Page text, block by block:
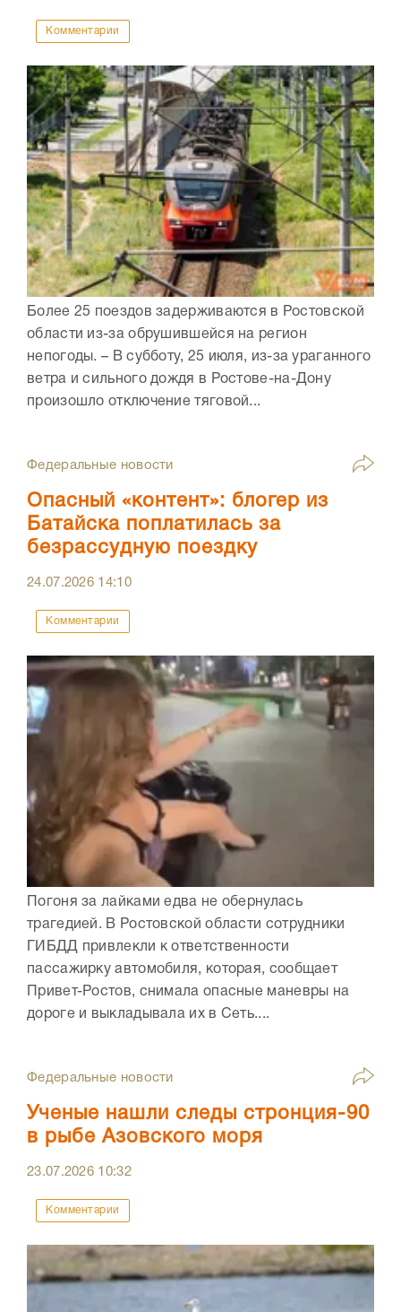
Комментарии
Более 25 поездов задерживаются в Ростовской
области из-за обрушившейся на регион
непогоды. – В субботу, 25 июля, из-за ураганного
ветра и сильного дождя в Ростове-на-Дону
произошло отключение тяговой...
Федеральные новости
Опасный «контент»: блогер из
Батайска поплатилась за
безрассудную поездку
24.07.2026 14:10
Комментарии
Погоня за лайками едва не обернулась
трагедией. В Ростовской области сотрудники
ГИБДД привлекли к ответственности
пассажирку автомобиля, которая, сообщает
Привет-Ростов, снимала опасные маневры на
дороге и выкладывала их в Сеть....
Федеральные новости
Ученые нашли следы стронция-90
в рыбе Азовского моря
23.07.2026 10:32
Комментарии